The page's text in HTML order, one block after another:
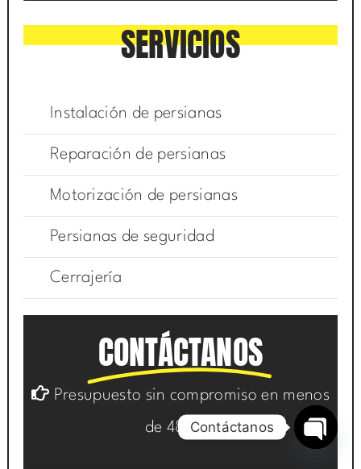
SERVICIOS
Instalación de persianas
Reparación de persianas
Motorización de persianas
Persianas de seguridad
Cerrajería
CONTÁCTANOS
Presupuesto sin compromiso en menos
de 48hContáctanos